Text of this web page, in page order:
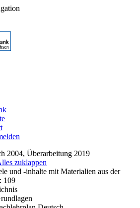
2004, Überarbeitung 2019
zuklappen
und -inhalte mit Materialien aus der
109